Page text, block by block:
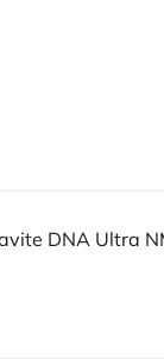
DNA Ultra